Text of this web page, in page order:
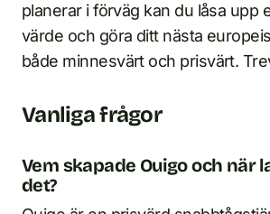
planerar i förväg kan du låsa upp
värde och göra ditt nästa
både minnesvärt och prisvärt.
Vanliga frågor
Vem skapade Ouigo och när
det?